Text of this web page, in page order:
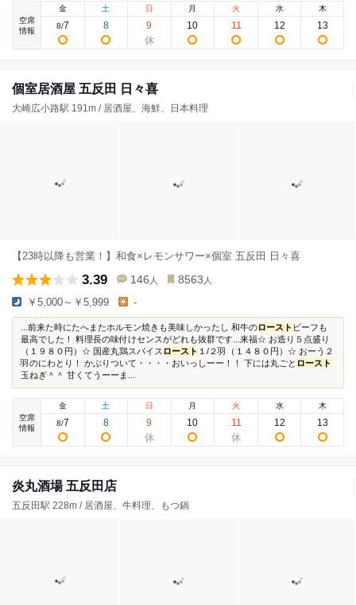
空席
情報
金
8/7
土
8
日
9
月
10
火
11
水
12
木
13
個室居酒屋 五反田 日々喜
大崎広小路駅 191m / 居酒屋、海鮮、日本料理
【23時以降も営業！】和食×レモンサワー×個室 五反田 日々喜
3.39 146 人 8563 人
￥5,000～￥5,999 -
...前来た時にたへまたホルモン焼きも美味しかったし 和牛のロースト ビーフも
最高でした！ 料理長の味付けセンスがどれも抜群です...来福☆ お造り５点盛り
（１９８０円）☆ 国産丸鶏スパイス ロースト １/２羽（１４８０円）☆ おーう２
羽のにわとり！ かぶりついて・・・・おいっしーー！！ 下には丸ごと ロースト
玉ねぎ＾＾ 甘くてうーーま...
空席
情報
金
8/7
土
8
日
9
月
10
火
11
水
12
木
13
炎丸酒場 五反田店
五反田駅 228m / 居酒屋、牛料理、もつ鍋